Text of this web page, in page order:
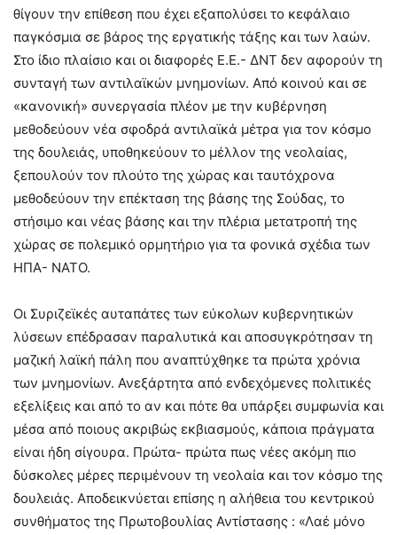
θίγουν την επίθεση που έχει εξαπολύσει το κεφάλαιο
παγκόσμια σε βάρος της εργατικής τάξης και των λαών.
Στο ίδιο πλαίσιο και οι διαφορές Ε.Ε.- ΔΝΤ δεν αφορούν τη
συνταγή των αντιλαϊκών μνημονίων. Από κοινού και σε
«κανονική» συνεργασία πλέον με την κυβέρνηση
μεθοδεύουν νέα σφοδρά αντιλαϊκά μέτρα για τον κόσμο
της δουλειάς, υποθηκεύουν το μέλλον της νεολαίας,
ξεπουλούν τον πλούτο της χώρας και ταυτόχρονα
μεθοδεύουν την επέκταση της βάσης της Σούδας, το
στήσιμο και νέας βάσης και την πλέρια μετατροπή της
χώρας σε πολεμικό ορμητήριο για τα φονικά σχέδια των
ΗΠΑ- ΝΑΤΟ.
Οι Συριζεϊκές αυταπάτες των εύκολων κυβερνητικών
λύσεων επέδρασαν παραλυτικά και αποσυγκρότησαν τη
μαζική λαϊκή πάλη που αναπτύχθηκε τα πρώτα χρόνια
των μνημονίων. Ανεξάρτητα από ενδεχόμενες πολιτικές
εξελίξεις και από το αν και πότε θα υπάρξει συμφωνία και
μέσα από ποιους ακριβώς εκβιασμούς, κάποια πράγματα
είναι ήδη σίγουρα. Πρώτα- πρώτα πως νέες ακόμη πιο
δύσκολες μέρες περιμένουν τη νεολαία και τον κόσμο της
δουλειάς. Αποδεικνύεται επίσης η αλήθεια του κεντρικού
συνθήματος της Πρωτοβουλίας Αντίστασης : «Λαέ μόνο